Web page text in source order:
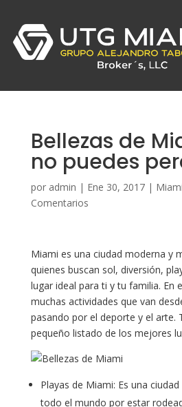
Bellezas de
no puedes
por admin | Ene 30, 2017| Miami
Comentarios
Miami es una ciudad moderna y
quienes buscan sol, diversión,
lugar ideal para ti y tu familia. En
muchas actividades que van
pasando por el deporte y el arte.
pequeño listado de los mejores
Playas de Miami: Es una
todo el mundo por estar